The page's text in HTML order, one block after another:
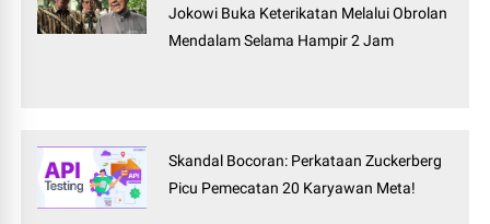
Jokowi Buka Keterikatan Melalui Obrolan
Mendalam Selama Hampir 2 Jam
Skandal Bocoran: Perkataan Zuckerberg
Picu Pemecatan 20 Karyawan Meta!